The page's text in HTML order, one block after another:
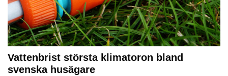
Vattenbrist största klimatoron bland
svenska husägare